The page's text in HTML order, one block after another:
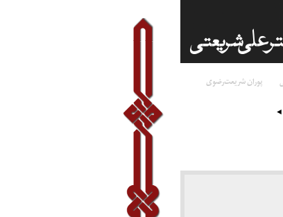
پوران شریعت‌رضوی